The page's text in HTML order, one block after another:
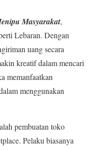
Masyarakat,
Lebaran. Dengan
uang secara
kreatif dalam mencari
memanfaatkan
menggunakan
pembuatan toko
Pelaku biasanya